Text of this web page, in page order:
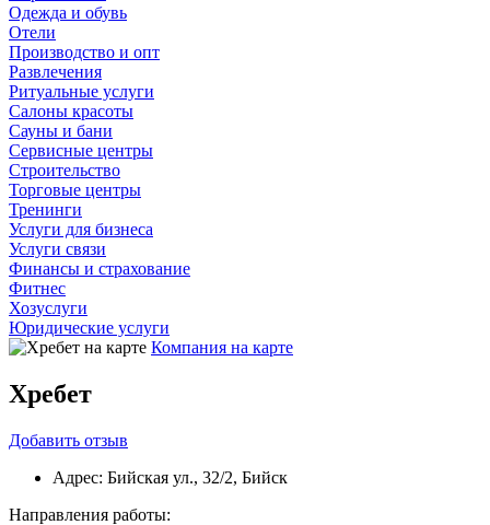
Одежда и обувь
Отели
Производство и опт
Развлечения
Ритуальные услуги
Салоны красоты
Сауны и бани
Сервисные центры
Строительство
Торговые центры
Тренинги
Услуги для бизнеса
Услуги связи
Финансы и страхование
Фитнес
Хозуслуги
Юридические услуги
Компания на карте
Хребет
Добавить отзыв
Адрес: Бийская ул., 32/2, Бийск
Направления работы: